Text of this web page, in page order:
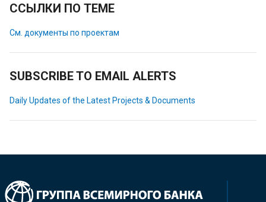
ССЫЛКИ ПО ТЕМЕ
См. документы по проектам
SUBSCRIBE TO EMAIL ALERTS
Daily Updates of the Latest Projects & Documents